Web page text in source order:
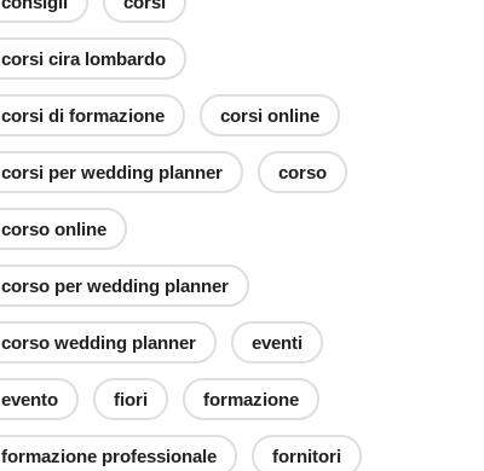
corsi cira lombardo
corsi di formazione corsi online
corsi per wedding planner corso
corso online
corso per wedding planner
corso wedding planner eventi
evento fiori formazione
formazione professionale fornitori